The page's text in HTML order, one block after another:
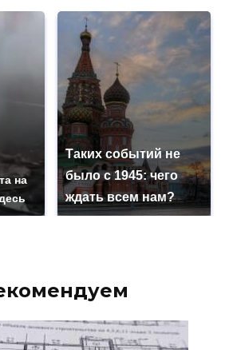
на
Таких событий не
было с 1945: чего
ждать всем нам?